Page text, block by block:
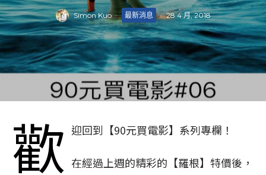
Simon Kuo · 最新消息 · 28 4 月, 2018
歡 迎回到【90元買電影】系列專欄！
在經過上週的精彩的【羅根】特價後，